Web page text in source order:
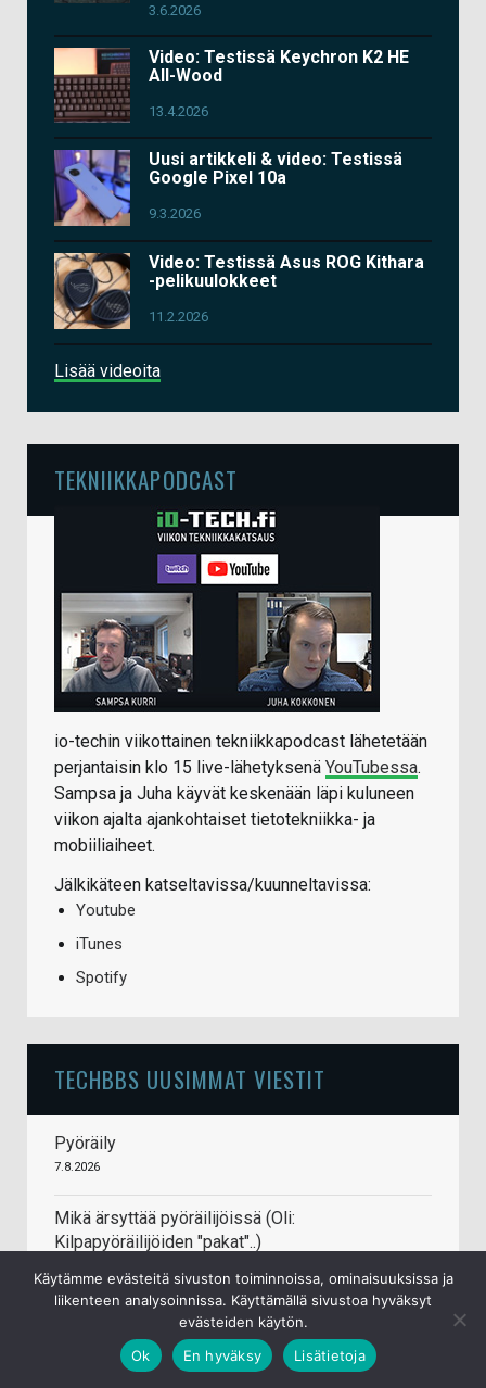
3.6.2026
Video: Testissä Keychron K2 HE
All-Wood
13.4.2026
Uusi artikkeli & video: Testissä
Google Pixel 10a
9.3.2026
Video: Testissä Asus ROG Kithara
-pelikuulokkeet
11.2.2026
Lisää videoita
TEKNIIKKAPODCAST
io-techin viikottainen tekniikkapodcast lähetetään
perjantaisin klo 15 live-lähetyksenä YouTubessa.
Sampsa ja Juha käyvät keskenään läpi kuluneen
viikon ajalta ajankohtaiset tietotekniikka- ja
mobiiliaiheet.
Jälkikäteen katseltavissa/kuunneltavissa:
Youtube
iTunes
Spotify
TECHBBS UUSIMMAT VIESTIT
Pyöräily
7.8.2026
Mikä ärsyttää pyöräilijöissä (Oli:
Kilpapyöräilijöiden "pakat"..)
Käytämme evästeitä sivuston toiminnoissa, ominaisuuksissa ja
liikenteen analysoinnissa. Käyttämällä sivustoa hyväksyt
evästeiden käytön.
Ok
En hyväksy Lisätietoja